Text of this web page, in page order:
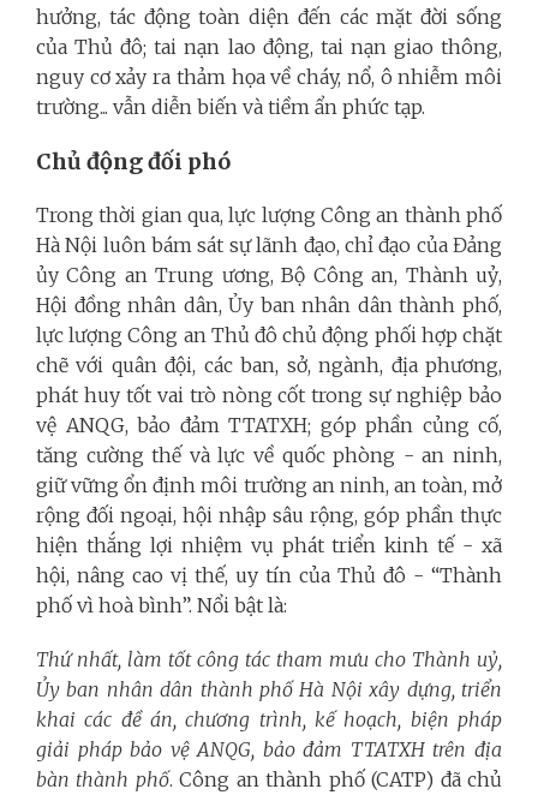
hưởng, tác động toàn diện đến các mặt đời sống
của Thủ đô; tai nạn lao động, tai nạn giao thông,
nguy cơ xảy ra thảm họa về cháy, nổ, ô nhiễm môi
trường... vẫn diễn biến và tiềm ẩn phức tạp.
Chủ động đối phó
Trong thời gian qua, lực lượng Công an thành phố
Hà Nội luôn bám sát sự lãnh đạo, chỉ đạo của Đảng
ủy Công an Trung ương, Bộ Công an, Thành uỷ,
Hội đồng nhân dân, Ủy ban nhân dân thành phố,
lực lượng Công an Thủ đô chủ động phối hợp chặt
chẽ với quân đội, các ban, sở, ngành, địa phương,
phát huy tốt vai trò nòng cốt trong sự nghiệp bảo
vệ ANQG, bảo đảm TTATXH; góp phần củng cố,
tăng cường thế và lực về quốc phòng - an ninh,
giữ vững ổn định môi trường an ninh, an toàn, mở
rộng đối ngoại, hội nhập sâu rộng, góp phần thực
hiện thắng lợi nhiệm vụ phát triển kinh tế - xã
hội, nâng cao vị thế, uy tín của Thủ đô - “Thành
phố vì hoà bình”. Nổi bật là:
Thứ nhất, làm tốt công tác tham mưu cho Thành uỷ,
Ủy ban nhân dân thành phố Hà Nội xây dựng, triển
khai các đề án, chương trình, kế hoạch, biện pháp
giải pháp bảo vệ ANQG, bảo đảm TTATXH trên địa
bàn thành phố. Công an thành phố (CATP) đã chủ